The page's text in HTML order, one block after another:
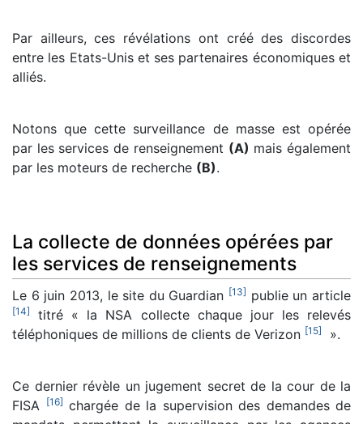
Par ailleurs, ces révélations ont créé des discordes
entre les Etats-Unis et ses partenaires économiques et
alliés.
Notons que cette surveillance de masse est opérée
par les services de renseignement (A) mais également
par les moteurs de recherche (B).
La collecte de données opérées par
les services de renseignements
Le 6 juin 2013, le site du Guardian [13] publie un article
[14]
titré « la NSA collecte chaque jour les relevés
téléphoniques de millions de clients de Verizon [15] ».
Ce dernier révèle un jugement secret de la cour de la
FISA [16] chargée de la supervision des demandes de